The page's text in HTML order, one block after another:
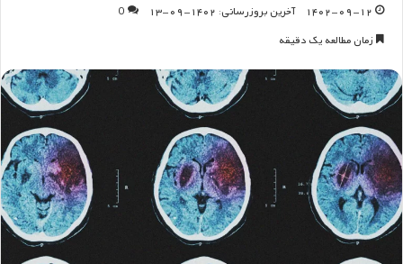
۱۴۰۲-۰۹-۱۲ آخرین بروزرسانی: ۱۴۰۲-۰۹-۱۳
0
زمان مطالعه یک دقیقه